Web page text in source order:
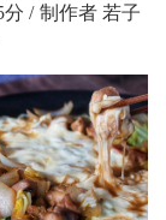
/ 制作者 若子